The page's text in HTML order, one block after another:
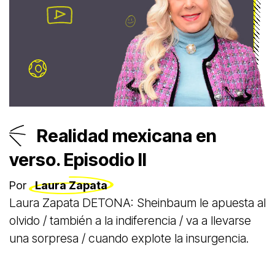
Realidad mexicana en
verso. Episodio II
Por Laura Zapata
Laura Zapata DETONA: Sheinbaum le apuesta al
olvido / también a la indiferencia / va a llevarse
una sorpresa / cuando explote la insurgencia.